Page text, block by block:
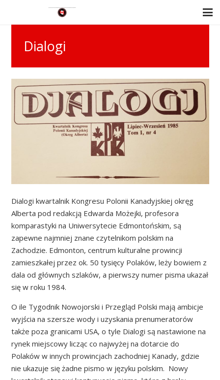
Dialogi
Dialogi kwartalnik Kongresu Polonii Kanadyjskiej okręg
Alberta pod redakcją Edwarda Możejki, profesora
komparastyki na Uniwersytecie Edmontońskim, są
zapewne najmniej znane czytelnikom polskim na
Zachodzie. Edmonton, centrum kulturalne prowincji
zamieszkałej przez ok. 50 tysięcy Polaków, leży bowiem z
dala od głównych szlaków, a pierwszy numer pisma ukazał
się w roku 1984.
O ile Tygodnik Nowojorski i Przegląd Polski mają ambicje
wyjścia na szersze wody i uzyskania prenumeratorów
także poza granicami USA, o tyle Dialogi są nastawione na
rynek miejscowy licząc co najwyżej na dotarcie do
Polaków w innych prowincjach zachodniej Kanady, gdzie
nie ukazuje się żadne pismo w języku polskim. Nowy